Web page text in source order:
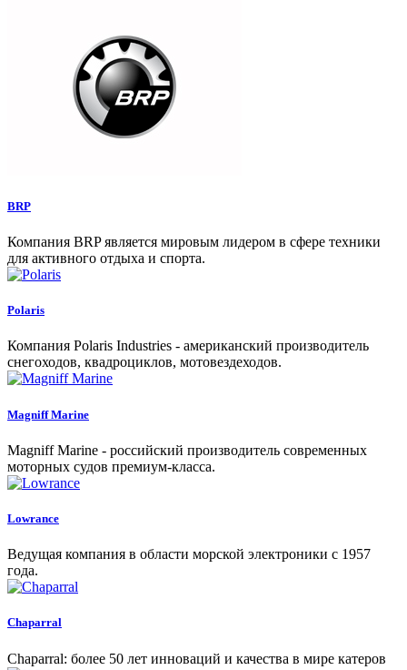
BRP
Компания BRP является мировым лидером в сфере техники
для активного отдыха и спорта.
Polaris
Компания Polaris Industries - американский производитель
снегоходов, квадроциклов, мотовездеходов.
Magniff Marine
Magniff Marine - российский производитель современных
моторных судов премиум-класса.
Lowrance
Ведущая компания в области морской электроники с 1957
года.
Chaparral
Chaparral: более 50 лет инноваций и качества в мире катеров